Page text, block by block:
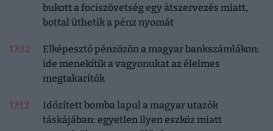
bukott a fociszövetség egy átszervezés miatt,
bottal üthetik a pénz nyomát
17:32
Elképesztő pénzözön a magyar bankszámlákon:
ide menekítik a vagyonukat az élelmes
megtakarítók
17:13
Időzített bomba lapul a magyar utazók
táskájában: egyetlen ilyen eszköz miatt